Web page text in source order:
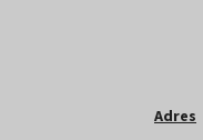
Adres